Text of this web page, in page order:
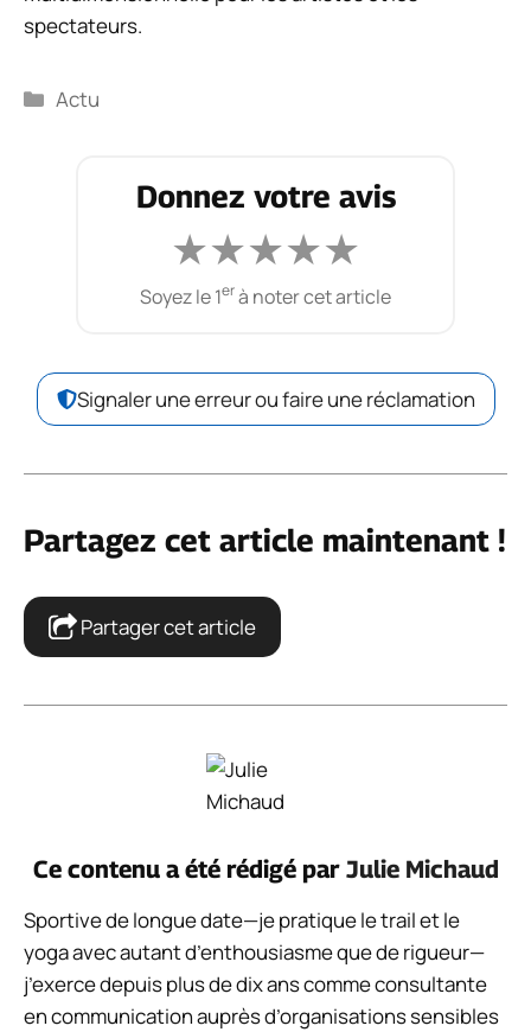
spectateurs.
Catégories
Actu
Donnez votre avis
★★★★★
Soyez le 1erà noter cet article
Signaler une erreur ou faire une réclamation
Partagez cet article maintenant !
Partager cet article
Ce contenu a été rédigé par Julie Michaud
Sportive de longue date—je pratique le trail et le
yoga avec autant d’enthousiasme que de rigueur—
j’exerce depuis plus de dix ans comme consultante
en communication auprès d’organisations sensibles